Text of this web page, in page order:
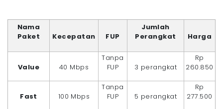
Nama
Paket
Kecepatan FUP
Jumlah
Perangkat
Harga
Value 40 Mbps
Tanpa
FUP
3 perangkat
Rp
260.850
Fast 100 Mbps
Tanpa
FUP
5 perangkat
Rp
277.500